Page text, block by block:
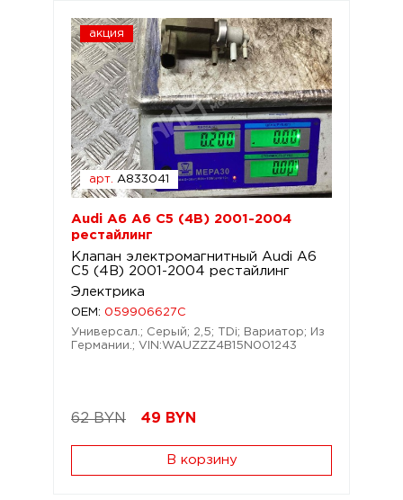
акция
арт. A833041
Audi A6 A6 C5 (4B) 2001-2004
рестайлинг
Клапан электромагнитный Audi A6
C5 (4B) 2001-2004 рестайлинг
Электрика
OEM: 059906627C
Универсал.; Серый; 2,5; TDi; Вариатор; Из
Германии.; VIN:WAUZZZ4B15N001243
62 BYN 49 BYN
В корзину